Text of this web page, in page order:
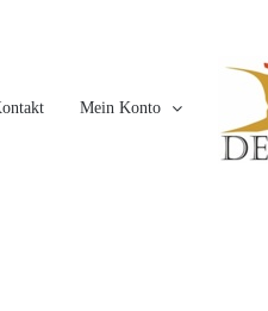
Mein Konto